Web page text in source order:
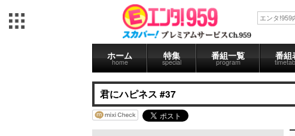
ホーム
home
特集
special
番組一覧
program
番組
君にハピネス #37